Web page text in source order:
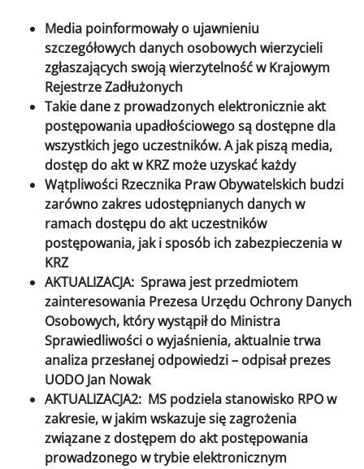
Media poinformowały o ujawnieniu
szczegółowych danych osobowych wierzycieli
zgłaszających swoją wierzytelność w Krajowym
Rejestrze Zadłużonych
Takie dane z prowadzonych elektronicznie akt
postępowania upadłościowego są dostępne dla
wszystkich jego uczestników. A jak piszą media,
dostęp do akt w KRZ może uzyskać każdy
Wątpliwości Rzecznika Praw Obywatelskich budzi
zarówno zakres udostępnianych danych w
ramach dostępu do akt uczestników
postępowania, jak i sposób ich zabezpieczenia w
KRZ
AKTUALIZACJA: Sprawa jest przedmiotem
zainteresowania Prezesa Urzędu Ochrony Danych
Osobowych, który wystąpił do Ministra
Sprawiedliwości o wyjaśnienia, aktualnie trwa
analiza przesłanej odpowiedzi – odpisał prezes
UODO Jan Nowak
AKTUALIZACJA2: MS podziela stanowisko RPO w
zakresie, w jakim wskazuje się zagrożenia
związane z dostępem do akt postępowania
prowadzonego w trybie elektronicznym